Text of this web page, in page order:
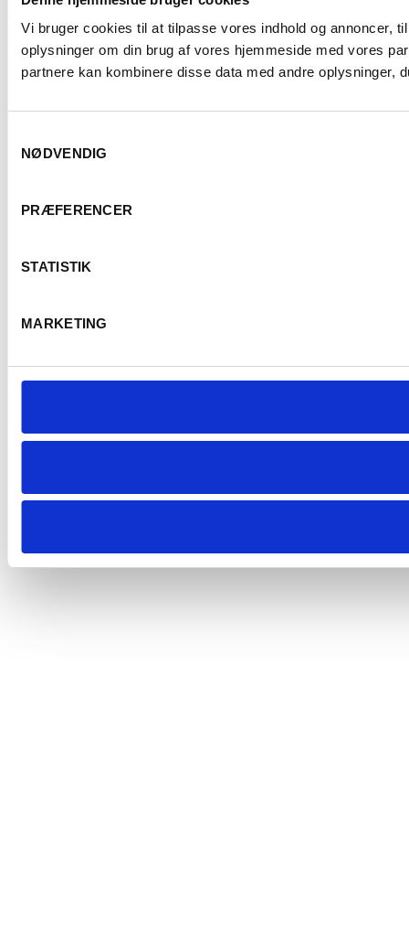
Vi bruger cookies til at tilpasse vores indhold og annoncer,
oplysninger om din brug af vores hjemmeside med vores
partnere kan kombinere disse data med andre oplysninger,
NØDVENDIG
PRÆFERENCER
STATISTIK
MARKETING